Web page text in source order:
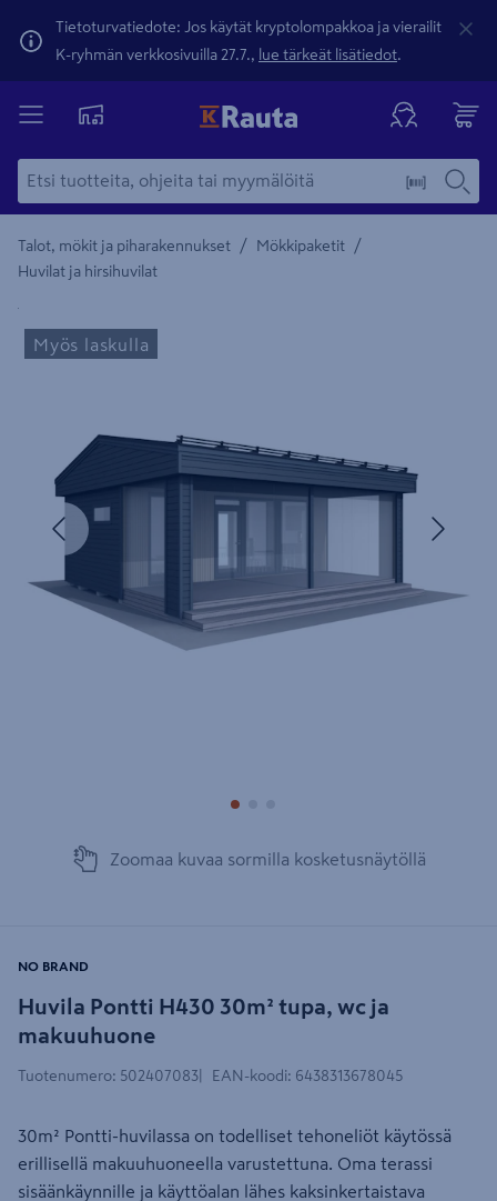
Tietoturvatiedote: Jos käytät kryptolompakkoa ja vierailit
K-ryhmän verkkosivuilla 27.7., lue tärkeät lisätiedot.
Talot, mökit ja piharakennukset / Mökkipaketit /
Huvilat ja hirsihuvilat
Yksityiskohtainen kuvaus löytyy Tuotteen kuvaus -
Edellinen
Myös laskulla
Zoomaa kuvaa sormilla kosketusnäytöllä
Huvila Pontti H430 30m² tupa, wc ja
makuuhuone
NO BRAND
Tuotenumero: 502407083 EAN-koodi: 6438313678045
30m² Pontti-huvilassa on todelliset tehoneliöt käytössä
erillisellä makuuhuoneella varustettuna. Oma terassi
sisäänkäynnille ja käyttöalan lähes kaksinkertaistava